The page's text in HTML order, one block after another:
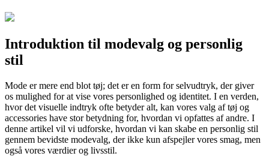
Introduktion til modevalg og personlig
stil
Mode er mere end blot tøj; det er en form for selvudtryk, der giver
os mulighed for at vise vores personlighed og identitet. I en verden,
hvor det visuelle indtryk ofte betyder alt, kan vores valg af tøj og
accessories have stor betydning for, hvordan vi opfattes af andre. I
denne artikel vil vi udforske, hvordan vi kan skabe en personlig stil
gennem bevidste modevalg, der ikke kun afspejler vores smag, men
også vores værdier og livsstil.